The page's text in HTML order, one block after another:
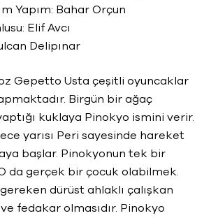
Yapım: Bahar Orçun
Elif Avcı
Delipınar
Gepetto Usta çeşitli oyuncaklar
Birgün bir ağaç
kuklaya Pinokyo ismini verir.
yarısı Peri sayesinde hareket
başlar. Pinokyonun tek bir
da gerçek bir çocuk olabilmek.
dürüst ahlaklı çalışkan
fedakar olmasıdır. Pinokyo